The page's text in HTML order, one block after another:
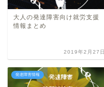
大人の発達障害向け就労支援
情報まとめ
2019年2月27日
発達障害情報